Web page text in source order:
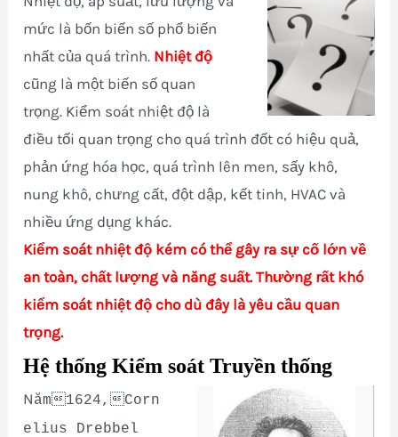
mức là bốn biến số phổ biến
nhất của quá trình. Nhiệt độ
cũng là một biến số quan
trọng. Kiểm soát nhiệt độ là
điều tối quan trọng cho quá trình đốt có hiệu quả,
phản ứng hóa học, quá trình lên men, sấy khô,
nung khô, chưng cất, đột dập, kết tinh, HVAC và
nhiều ứng dụng khác.
Kiểm soát nhiệt độ kém có thể gây ra sự cố lớn về
an toàn, chất lượng và năng suất. Thường rất khó
kiểm soát nhiệt độ cho dù đây là yêu cầu quan
trọng.
Hệ thống Kiểm soát Truyền thống
Năm1624,Corn
elius Drebbel